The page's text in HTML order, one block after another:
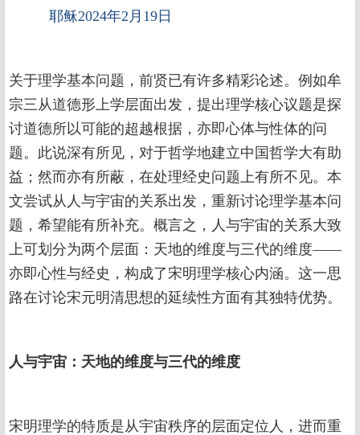
耶稣2024年2月19日
关于理学基本问题，前贤已有许多精彩论述。例如牟
宗三从道德形上学层面出发，提出理学核心议题是探
讨道德所以可能的超越根据，亦即心体与性体的问
题。此说深有所见，对于哲学地建立中国哲学大有助
益；然而亦有所蔽，在处理经史问题上有所不见。本
文尝试从人与宇宙的关系出发，重新讨论理学基本问
题，希望能有所补充。概言之，人与宇宙的关系大致
上可划分为两个层面：天地的维度与三代的维度——
亦即心性与经史，构成了宋明理学核心内涵。这一思
路在讨论宋元明清思想的延续性方面有其独特优势。
人与宇宙：天地的维度与三代的维度
宋明理学的特质是从宇宙秩序的层面定位人，进而重